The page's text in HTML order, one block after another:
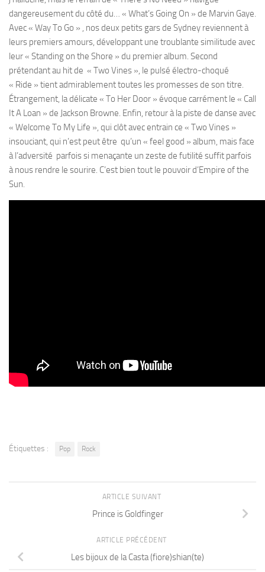
dangereusement du côté du… « What’s Going On » de Marvin Gaye.
Avec « Way To Go » , nos deux petits gars de Sydney reviennent à
leurs premiers amours, développant une troublante similitude avec
leur « Standing on the Shore » du premier album. Second
prétendant au hit de « Two Vines », le pulsé électro-choqué
« Ride » tient admirablement toutes les promesses de son titre.
Étrangement, la délicate « To Her Door » évoque carrément le « Call
It A Loan » de Jackson Browne. Enfin, retour à la piste de danse avec
« Welcome To My Life », qui clôt avec entrain ce « Two Vines »
insouciant, qui n’est peut être qu’un « feel good » album, mais face
à l’adversité parfois si menaçante un zeste de futilité suffit parfois
à nous rendre le sourire. C’est bien tout le pouvoir d’Empire of the
Sun.
Étiquettes : Pop Rock
ARTICLE SUIVANT
Prince is Goldfinger
ARTICLE PRÉCÉDENT
Les bijoux de la Casta (fiore)shian(te)